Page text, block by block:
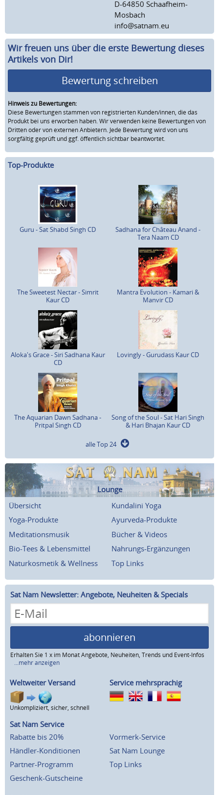
D-64850 Schaafheim-
Mosbach
info@satnam.eu
Wir freuen uns über die erste Bewertung dieses
Artikels von Dir!
Bewertung schreiben
Hinweis zu Bewertungen:
Diese Bewertungen stammen von registrierten Kunden/innen, die das
Produkt bei uns erworben haben. Wir verwenden keine Bewertungen von
Dritten oder von externen Anbietern. Jede Bewertung wird von uns
sorgfältig geprüft und ggf. öffentlich sichtbar beantwortet.
Top-Produkte
Guru - Sat Shabd Singh CD
Sadhana for Château Anand -
Tera Naam CD
The Sweetest Nectar - Simrit
Kaur CD
Mantra Evolution - Kamari &
Manvir CD
Aloka's Grace - Siri Sadhana Kaur
CD
Lovingly - Gurudass Kaur CD
The Aquarian Dawn Sadhana -
Pritpal Singh CD
Song of the Soul - Sat Hari Singh
& Hari Bhajan Kaur CD
alle Top 24
Lounge
Übersicht
Kundalini Yoga
Yoga-Produkte
Ayurveda-Produkte
Meditationsmusik
Bücher & Videos
Bio-Tees & Lebensmittel
Nahrungs-Ergänzungen
Naturkosmetik & Wellness
Top Links
Sat Nam Newsletter: Angebote, Neuheiten & Specials
abonnieren
Erhalten Sie 1 x im Monat Angebote, Neuheiten, Trends und Event-Infos
...mehr anzeigen
Weltweiter Versand
Unkompliziert, sicher, schnell
Service mehrsprachig
Sat Nam Service
Rabatte bis 20%
Händler-Konditionen
Partner-Programm
Geschenk-Gutscheine
Vormerk-Service
Sat Nam Lounge
Top Links